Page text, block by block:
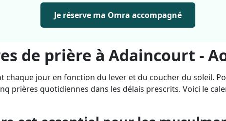
Je réserve ma Omra accompagné
de prière à Adaincourt -
chaque jour en fonction du lever et du coucher du soleil.
prières quotidiennes dans les délais prescrits. Voici le